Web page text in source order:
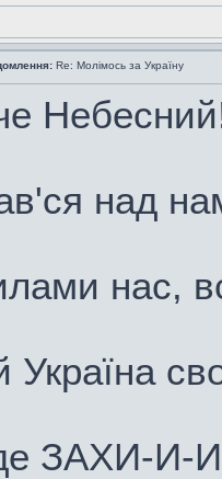
Re: Молімось за Україну
над
нас,
Україна
ЗАХИ-